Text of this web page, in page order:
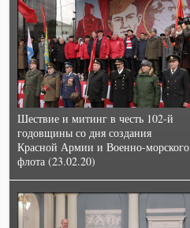
Шествие и митинг в честь 102-й
годовщины со дня создания
Красной Армии и Военно-морского
флота (23.02.20)